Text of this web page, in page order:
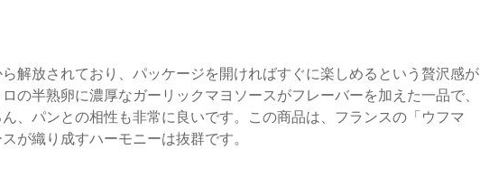
解放されており、パッケージを開ければすぐに楽しめるという贅沢感が
の半熟卵に濃厚なガーリックマヨソースがフレーバーを加えた一品で、
、パンとの相性も非常に良いです。この商品は、フランスの「ウフマ
が織り成すハーモニーは抜群です。